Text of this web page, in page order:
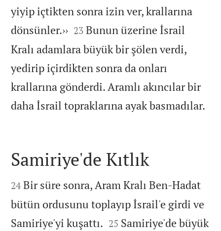
yiyip içtikten sonra izin ver, krallarına
dönsünler.››
23 Bunun üzerine İsrail
Kralı adamlara büyük bir şölen verdi,
yedirip içirdikten sonra da onları
krallarına gönderdi. Aramlı akıncılar bir
daha İsrail topraklarına ayak basmadılar.

Samiriye'de Kıtlık

24 Bir süre sonra, Aram Kralı Ben-Hadat
bütün ordusunu toplayıp İsrail'e girdi ve
Samiriye'yi kuşattı. 

25 Samiriye'de büyük